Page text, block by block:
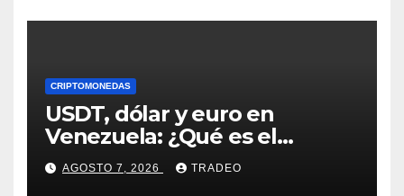
CRIPTOMONEDAS
USDT, dólar y euro en
Venezuela: ¿Qué es el
fenómeno “Rockets and
Feathers”?
AGOSTO 7, 2026 TRADEO